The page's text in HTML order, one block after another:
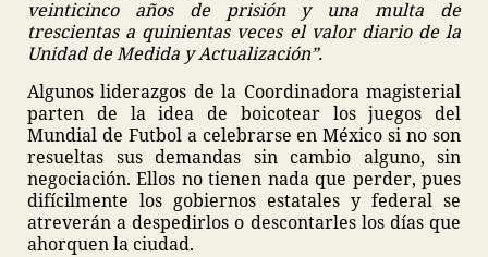
veinticinco años de prisión y una multa de
trescientas a quinientas veces el valor diario de la
Unidad de Medida y Actualización”.
Algunos liderazgos de la Coordinadora magisterial
parten de la idea de boicotear los juegos del
Mundial de Futbol a celebrarse en México si no son
resueltas sus demandas sin cambio alguno, sin
negociación. Ellos no tienen nada que perder, pues
difícilmente los gobiernos estatales y federal se
atreverán a despedirlos o descontarles los días que
ahorquen la ciudad.